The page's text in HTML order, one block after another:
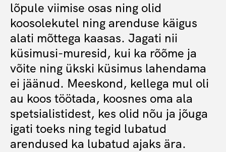
lõpule viimise osas ning olid
koosolekutel ning arenduse käigus
alati mõttega kaasas. Jagati nii
küsimusi-muresid, kui ka rõõme ja
võite ning ükski küsimus lahendama
ei jäänud. Meeskond, kellega mul oli
au koos töötada, koosnes oma ala
spetsialistidest, kes olid nõu ja jõuga
igati toeks ning tegid lubatud
arendused ka lubatud ajaks ära.